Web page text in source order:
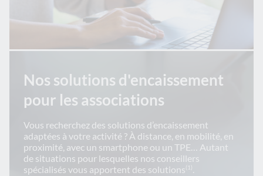
Nos solutions d'encaissement
pour les associations
Vous recherchez des solutions d’encaissement
adaptées à votre activité ? À distance, en mobilité, en
proximité, avec un smartphone ou un TPE… Autant
de situations pour lesquelles nos conseillers
spécialisés vous apportent des solutions (1) .